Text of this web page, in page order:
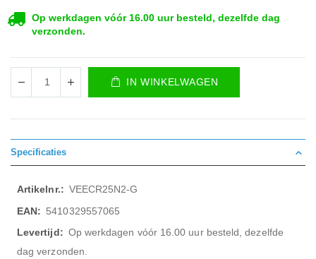
Op werkdagen vóór 16.00 uur besteld, dezelfde dag
verzonden.
IN WINKELWAGEN
Specificaties
Meer
informatie
VEECR25N2-G
5410329557065
Op werkdagen vóór 16.00 uur besteld, dezelfde
dag verzonden.